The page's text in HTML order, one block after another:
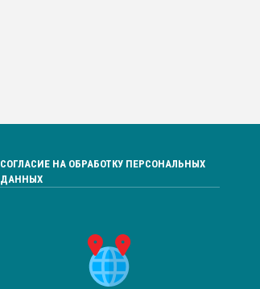
СОГЛАСИЕ НА ОБРАБОТКУ ПЕРСОНАЛЬНЫХ
ДАННЫХ